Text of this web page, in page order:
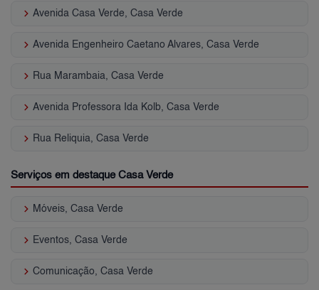
keyboard_arrow_right Avenida Casa Verde, Casa Verde
keyboard_arrow_right Avenida Engenheiro Caetano Alvares, Casa Verde
keyboard_arrow_right Rua Marambaia, Casa Verde
keyboard_arrow_right Avenida Professora Ida Kolb, Casa Verde
keyboard_arrow_right Rua Reliquia, Casa Verde
Serviços em destaque Casa Verde
keyboard_arrow_right Móveis, Casa Verde
keyboard_arrow_right Eventos, Casa Verde
keyboard_arrow_right Comunicação, Casa Verde